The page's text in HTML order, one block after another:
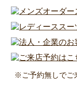
※ご予約無しでご